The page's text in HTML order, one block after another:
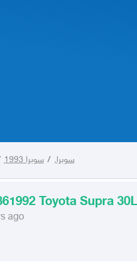
سوبرا, / سوبرا 1993
Toyota Supra 30L
ago